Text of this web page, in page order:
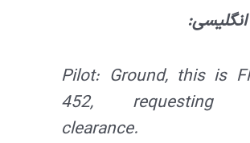
Pilot: Ground, this is
452, requesting
clearance.